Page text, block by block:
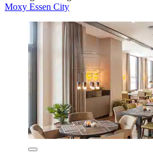
Moxy Essen City